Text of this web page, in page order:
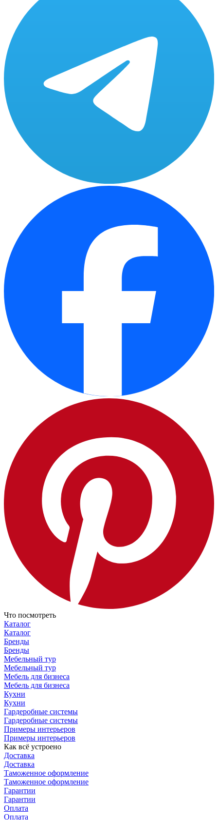
Что посмотреть
Каталог
Каталог
Бренды
Бренды
Мебельный тур
Мебельный тур
Мебель для бизнеса
Мебель для бизнеса
Кухни
Кухни
Гардеробные системы
Гардеробные системы
Примеры интерьеров
Примеры интерьеров
Как всё устроено
Доставка
Доставка
Таможенное оформление
Таможенное оформление
Гарантии
Гарантии
Оплата
Оплата